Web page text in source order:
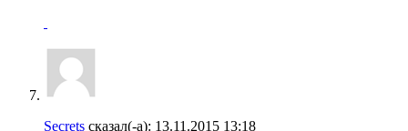
Secrets сказал(-а): 13.11.2015 13:18